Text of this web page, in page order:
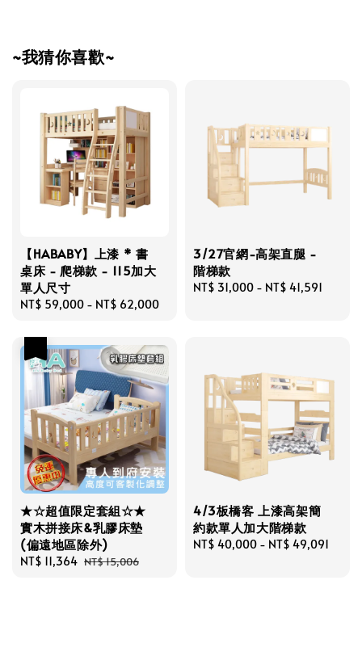
~我猜你喜歡~
【HABABY】上漆 * 書
桌床 - 爬梯款 - 115加大
單人尺寸
Regular
NT$ 59,000 - NT$ 62,000
3/27官網-高架直腿 -
階梯款
Regular
NT$ 31,000 - NT$ 41,591
★☆超值限定套組☆★
實木拼接床&乳膠床墊
(偏遠地區除外)
Sale
NT$ 11,364 Regular
NT$ 15,006
4/3板橋客 上漆高架簡
約款單人加大階梯款
Regular
NT$ 40,000 - NT$ 49,091